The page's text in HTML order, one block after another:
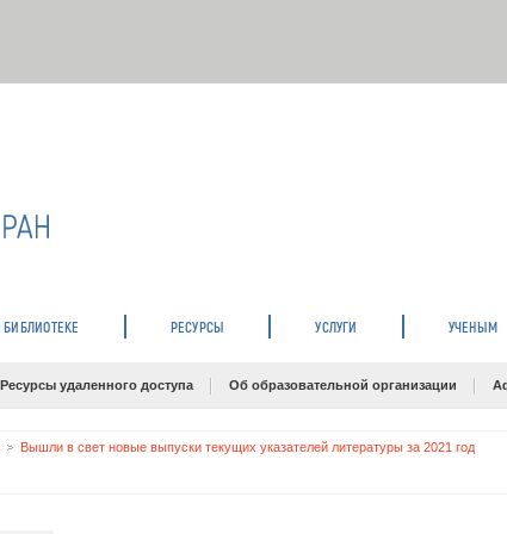
БИБЛИОТЕКЕ РЕСУРСЫ УСЛУГИ УЧЕНЫМ
Ресурсы удаленного доступа Об образовательной организации
Вышли в свет новые выпуски текущих указателей литературы за 2021 год